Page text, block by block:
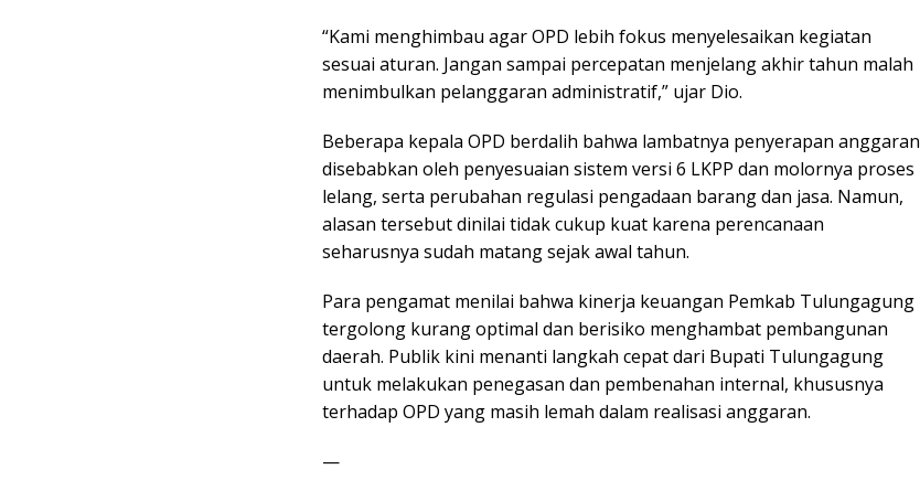
“Kami menghimbau agar OPD lebih fokus menyelesaikan kegiatan
sesuai aturan. Jangan sampai percepatan menjelang akhir tahun malah
menimbulkan pelanggaran administratif,” ujar Dio.
Beberapa kepala OPD berdalih bahwa lambatnya penyerapan anggaran
disebabkan oleh penyesuaian sistem versi 6 LKPP dan molornya proses
lelang, serta perubahan regulasi pengadaan barang dan jasa. Namun,
alasan tersebut dinilai tidak cukup kuat karena perencanaan
seharusnya sudah matang sejak awal tahun.
Para pengamat menilai bahwa kinerja keuangan Pemkab Tulungagung
tergolong kurang optimal dan berisiko menghambat pembangunan
daerah. Publik kini menanti langkah cepat dari Bupati Tulungagung
untuk melakukan penegasan dan pembenahan internal, khususnya
terhadap OPD yang masih lemah dalam realisasi anggaran.
—